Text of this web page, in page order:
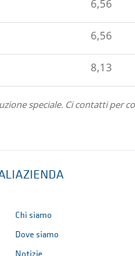
6,56
6,56
8,13
speciale. Ci contatti per
AZIENDA
Chi siamo
Dove siamo